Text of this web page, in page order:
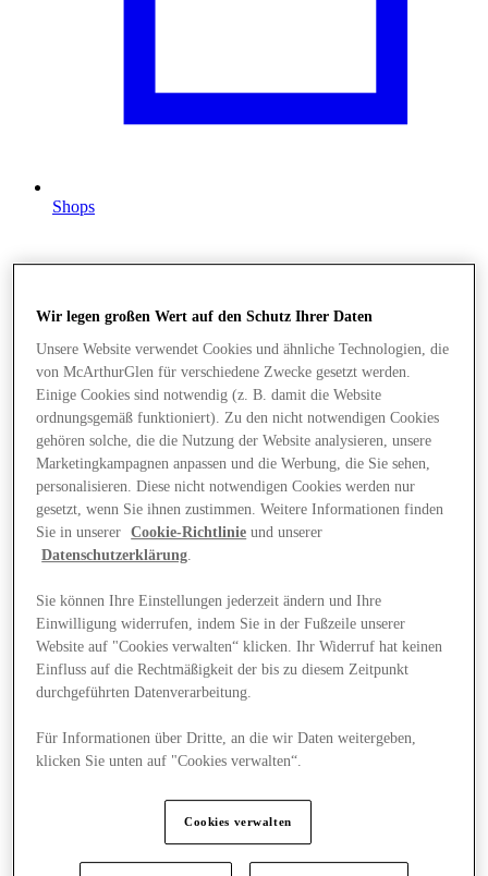
Shops
Angebote
Wir legen großen Wert auf den Schutz Ihrer Daten
Unsere Website verwendet Cookies und ähnliche Technologien, die
von McArthurGlen für verschiedene Zwecke gesetzt werden.
Einige Cookies sind notwendig (z. B. damit die Website
ordnungsgemäß funktioniert). Zu den nicht notwendigen Cookies
gehören solche, die die Nutzung der Website analysieren, unsere
Marketingkampagnen anpassen und die Werbung, die Sie sehen,
personalisieren. Diese nicht notwendigen Cookies werden nur
gesetzt, wenn Sie ihnen zustimmen. Weitere Informationen finden
Sie in unserer
Cookie-Richtlinie und unserer
Datenschutzerklärung.
Sie können Ihre Einstellungen jederzeit ändern und Ihre
Einwilligung widerrufen, indem Sie in der Fußzeile unserer
Website auf "Cookies verwalten“ klicken. Ihr Widerruf hat keinen
Einfluss auf die Rechtmäßigkeit der bis zu diesem Zeitpunkt
durchgeführten Datenverarbeitung.
Für Informationen über Dritte, an die wir Daten weitergeben,
klicken Sie unten auf "Cookies verwalten“.
Cookies verwalten